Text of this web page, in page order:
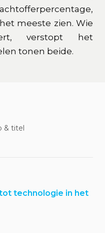
meeste zien. Wie
verstopt het
tonen beide.
& titel
technologie in het